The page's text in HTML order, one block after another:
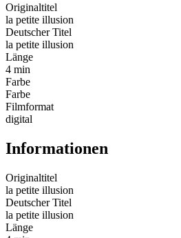
Originaltitel
la petite illusion
Deutscher Titel
la petite illusion
Länge
4 min
Farbe
Farbe
Filmformat
digital
Informationen
Originaltitel
la petite illusion
Deutscher Titel
la petite illusion
Länge